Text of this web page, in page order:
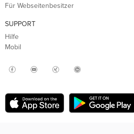
Für Webseitenbesitzer
SUPPORT
Hilfe
Mobil